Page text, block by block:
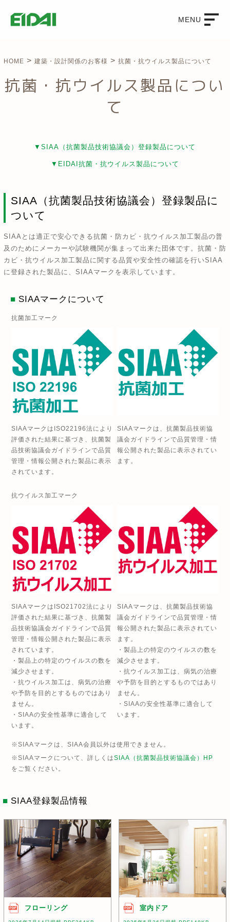
MENU
HOME > 建築・設計関係のお客様 > 抗菌・抗ウイルス製品について
抗菌・抗ウイルス製品につい
て
▼SIAA（抗菌製品技術協議会）登録製品について
▼EIDAI抗菌・抗ウイルス製品について
SIAA（抗菌製品技術協議会）登録製品に
ついて
SIAAとは適正で安心できる抗菌・防カビ・抗ウイルス加工製品の普
及のためにメーカーや試験機関が集まって出来た団体です。抗菌・防
カビ・抗ウイルス加工製品に関する品質や安全性の確認を行いSIAA
に登録された製品に、SIAAマークを表示しています。
■ SIAAマークについて
抗菌加工マーク
SIAAマークはISO22196法により
評価された結果に基づき、抗菌製
品技術協議会ガイドラインで品質
管理・情報公開された製品に表示
されています。
SIAAマークは、抗菌製品技術協
議会ガイドラインで品質管理・情
報公開された製品に表示されてい
ます。
抗ウイルス加工マーク
SIAAマークはISO21702法により
評価された結果に基づき、抗菌製
品技術協議会ガイドラインで品質
管理・情報公開された製品に表示
されています。
・製品上の特定のウイルスの数を
減少させます。
・抗ウイルス加工は、病気の治療
や予防を目的とするものではあり
ません。
・SIAAの安全性基準に適合して
います。
SIAAマークは、抗菌製品技術協
議会ガイドラインで品質管理・情
報公開された製品に表示されてい
ます。
・製品上の特定のウイルスの数を
減少させます。
・抗ウイルス加工は、病気の治療
や予防を目的とするものではあり
ません。
・SIAAの安全性基準に適合して
います。
※SIAAマークは、SIAA会員以外は使用できません。
※SIAAマークについて、詳しくはSIAA（抗菌製品技術協議会）HP
をご覧ください。
■ SIAA登録製品情報
フローリング 室内ドア